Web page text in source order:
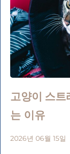
고양이 스트
는 이유
2026년 06월 15일